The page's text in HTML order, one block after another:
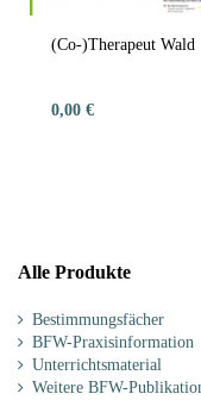
(Co-)Therapeut Wald
0,00 €
Alle Produkte
Bestimmungsfächer
BFW-Praxisinformation
Unterrichtsmaterial
Weitere BFW-